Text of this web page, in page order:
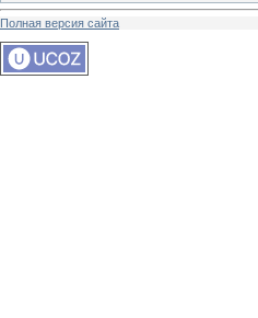
Полная версия сайта